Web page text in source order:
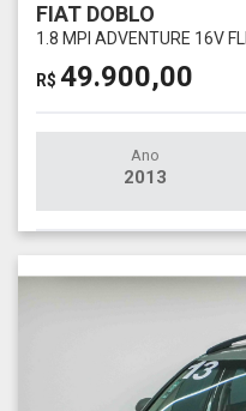
FIAT DOBLO
1.8 MPI ADVENTURE 16V
R$ 49.900,00
Ano
2013